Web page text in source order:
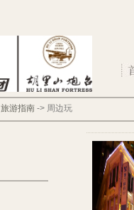
旅游指南 -> 周边玩